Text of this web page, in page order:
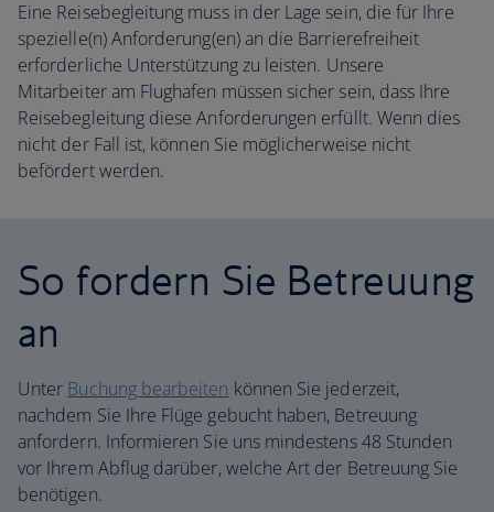
Eine Reisebegleitung muss in der Lage sein, die für Ihre
spezielle(n) Anforderung(en) an die Barrierefreiheit
erforderliche Unterstützung zu leisten. Unsere
Mitarbeiter am Flughafen müssen sicher sein, dass Ihre
Reisebegleitung diese Anforderungen erfüllt. Wenn dies
nicht der Fall ist, können Sie möglicherweise nicht
befördert werden.
So fordern Sie Betreuung
an
Unter Buchung bearbeiten können Sie jederzeit,
nachdem Sie Ihre Flüge gebucht haben, Betreuung
anfordern. Informieren Sie uns mindestens 48 Stunden
vor Ihrem Abflug darüber, welche Art der Betreuung Sie
benötigen.